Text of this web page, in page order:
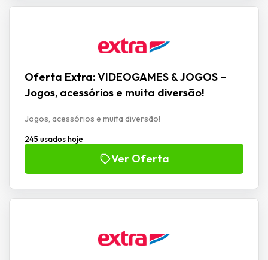
Oferta Extra: VIDEOGAMES & JOGOS –
Jogos, acessórios e muita diversão!
Jogos, acessórios e muita diversão!
245 usados hoje
Ver Oferta